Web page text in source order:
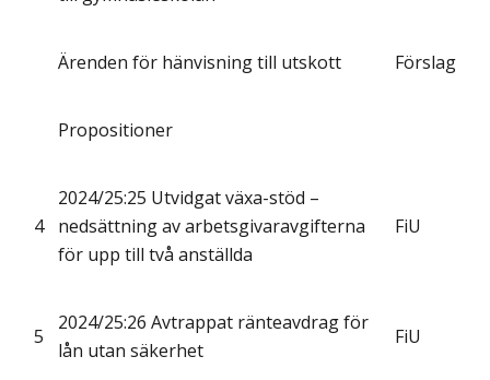
Ärenden för hänvisning till utskott Förslag
Propositioner
4
2024/25:25 Utvidgat växa-stöd –
nedsättning av arbetsgivaravgifterna
för upp till två anställda
FiU
5
2024/25:26 Avtrappat ränteavdrag för
lån utan säkerhet
FiU